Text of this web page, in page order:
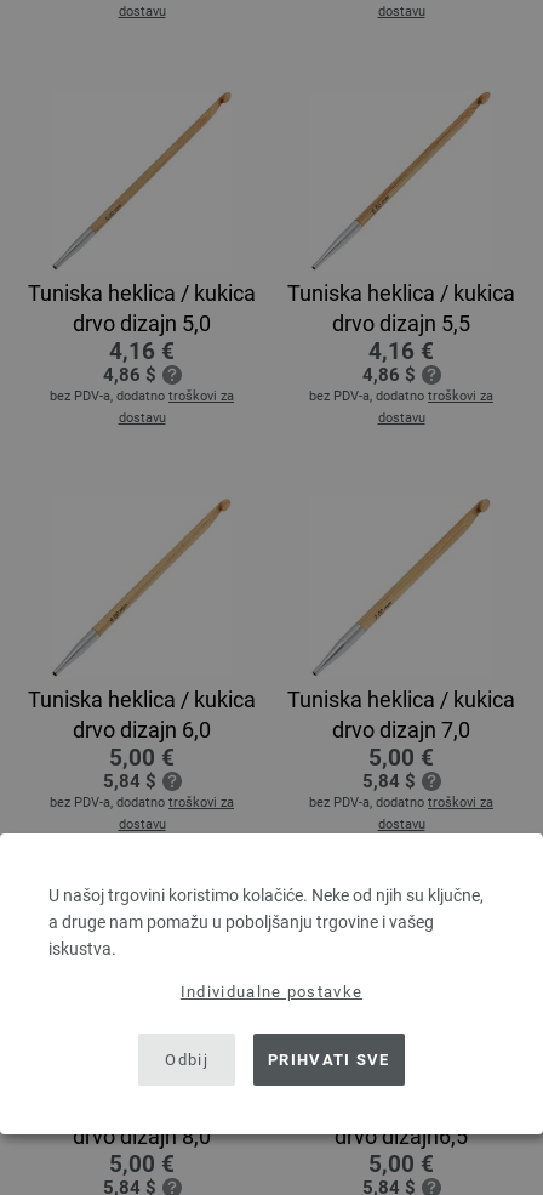
U našoj trgovini koristimo kolačiće. Neke od njih su ključne,
a druge nam pomažu u poboljšanju trgovine i vašeg
iskustva.
Individualne postavke
Odbij PRIHVATI SVE
dostavu
dostavu
Tuniska heklica / kukica
drvo dizajn 5,0
4,16 €
4,86 $
bez PDV-a, dodatno troškovi za
dostavu
Tuniska heklica / kukica
drvo dizajn 5,5
4,16 €
4,86 $
bez PDV-a, dodatno troškovi za
dostavu
Tuniska heklica / kukica
drvo dizajn 6,0
5,00 €
5,84 $
bez PDV-a, dodatno troškovi za
dostavu
Tuniska heklica / kukica
drvo dizajn 7,0
5,00 €
5,84 $
bez PDV-a, dodatno troškovi za
dostavu
drvo dizajn 8,0
5,00 €
5,84 $
drvo dizajn6,5
5,00 €
5,84 $